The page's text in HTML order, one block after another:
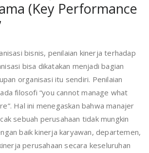
(Key Performance
bisnis, penilaian kinerja terhadap
bisa dikatakan menjadi bagian
organisasi itu sendiri. Penilaian
filosofi “you cannot manage what
Hal ini menegaskan bahwa manajer
sebuah perusahaan tidak mungkin
baik kinerja karyawan, departemen,
perusahaan secara keseluruhan